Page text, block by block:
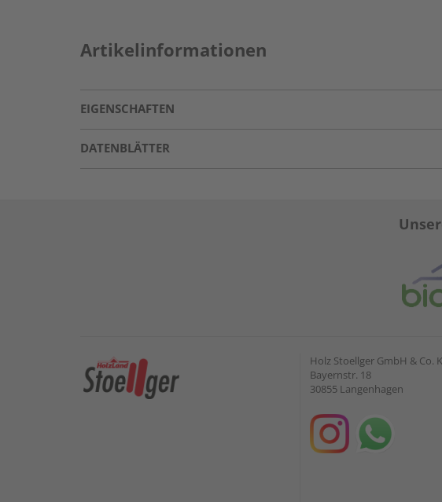
Artikelinformationen
EIGENSCHAFTEN
DATENBLÄTTER
Holz Stoellger GmbH & Co.
Bayernstr. 18
30855 Langenhagen